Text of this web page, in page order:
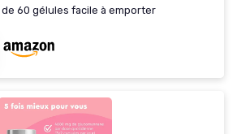
de 60 gélules facile à emporter